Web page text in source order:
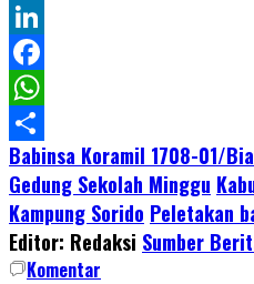
Twitter
LinkedIn
Facebook
WhatsApp
Share
Babinsa Koramil 1708-01/
Gedung Sekolah Minggu
Kampung Sorido Peletakan
Editor: Redaksi Sumber
Komentar